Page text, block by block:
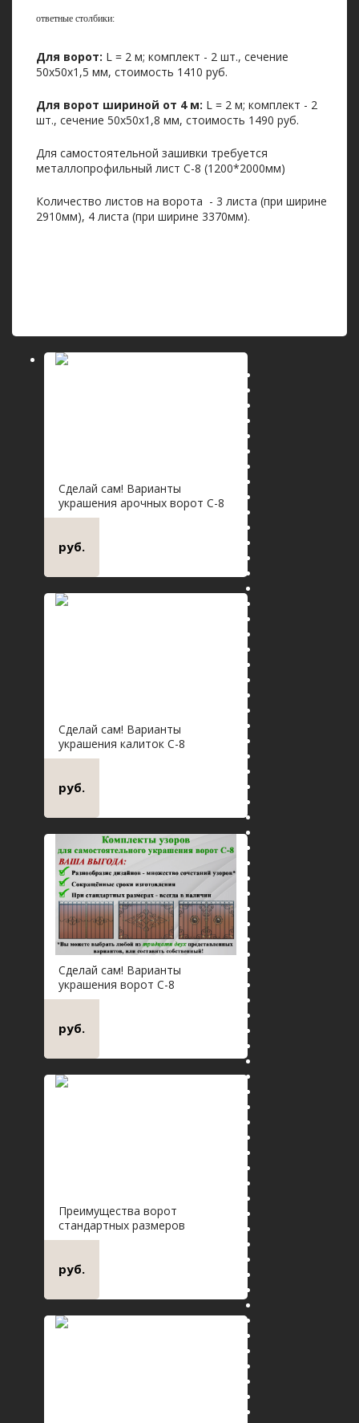
ответные столбики:
Для ворот: L = 2 м; комплект - 2 шт., сечение
50х50х1,5 мм, стоимость 1410 руб.
Для ворот шириной от 4 м: L = 2 м; комплект - 2
шт., сечение 50х50х1,8 мм, стоимость 1490 руб.
Для самостоятельной зашивки требуется
металлопрофильный лист С-8 (1200*2000мм)
Количество листов на ворота - 3 листа (при ширине
2910мм), 4 листа (при ширине 3370мм).
Сделай сам! Варианты
украшения арочных ворот С-8
руб.
Сделай сам! Варианты
украшения калиток С-8
руб.
Сделай сам! Варианты
украшения ворот С-8
руб.
Преимущества ворот
стандартных размеров
руб.